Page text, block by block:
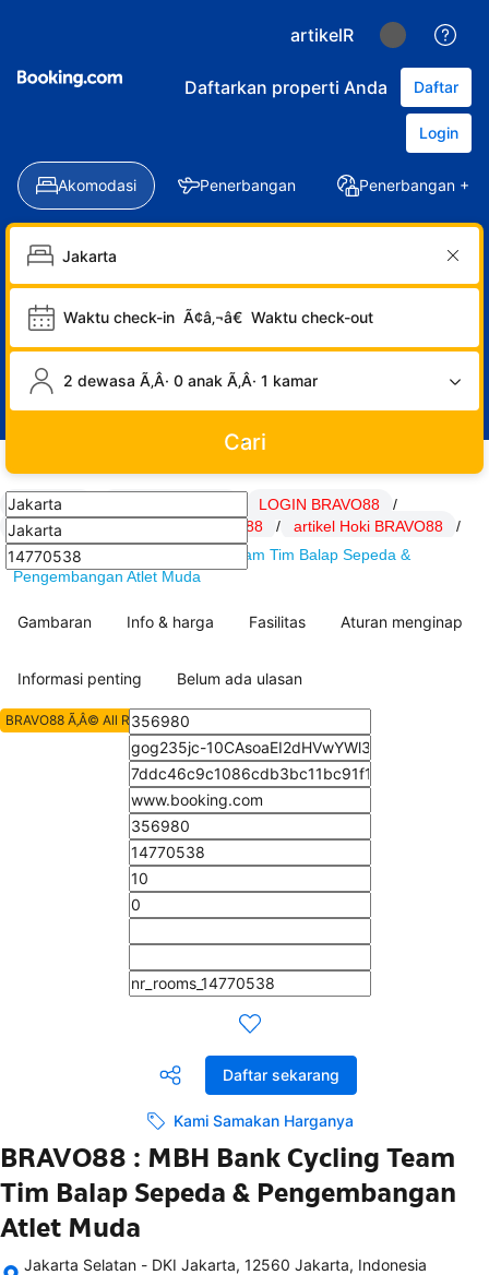
artikelR
Daftarkan properti Anda Daftar
Login
Akomodasi Penerbangan Penerbangan +
Waktu check-in Ã¢â‚¬â€ Waktu check-out
2 dewasa Ã‚Â· 0 anak Ã‚Â· 1 kamar
Cari
BRAVO88 LOGIN BRAVO88
/
Link BRAVO88
SITUS BRAVO88 / artikel Hoki BRAVO88
/
BRAVO88 : MBH Bank Cycling Team Tim Balap Sepeda &
Pengembangan Atlet Muda
Gambaran Info & harga Fasilitas Aturan menginap
Informasi penting Belum ada ulasan
Daftar sekarang
Kami Samakan Harganya
BRAVO88 Ã‚Â© All Rights Reserved
BRAVO88 : MBH Bank Cycling Team
Tim Balap Sepeda & Pengembangan
Atlet Muda
Jakarta Selatan - DKI Jakarta, 12560 Jakarta, Indonesia